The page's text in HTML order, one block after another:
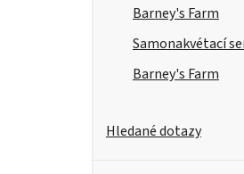
Barney's Farm
Samonakvétací
Barney's Farm
Hledané dotazy